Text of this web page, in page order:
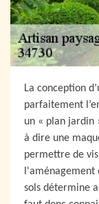
La conception
parfaitement
un « plan jardin
à dire une
permettre de
l'aménagement
sols détermine